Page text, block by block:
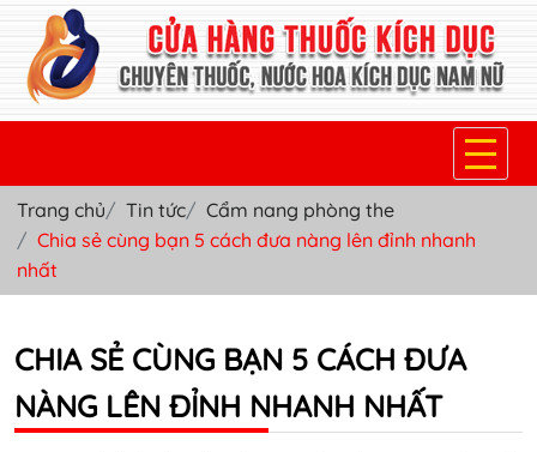
TRANG CHỦ
THUỐC KÍCH DỤC NỮ
THUỐC VIÊN KÍCH DỤC NAM
SẢN PHẨM KHÁC
Trang chủ Tin tức
Cẩm nang phòng the
Chia sẻ cùng bạn 5 cách đưa nàng lên đỉnh nhanh
nhất
CHIA SẺ CÙNG BẠN 5 CÁCH ĐƯA
NÀNG LÊN ĐỈNH NHANH NHẤT